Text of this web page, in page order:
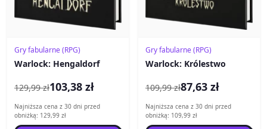
Gry fabularne (RPG)
Warlock: Hengaldorf
129,99 zł103,38 zł
Najniższa cena z 30 dni przed
obniżką: 129,99 zł
Gry fabularne (RPG)
Warlock: Królestwo
109,99 zł87,63 zł
Najniższa cena z 30 dni przed
obniżką: 109,99 zł